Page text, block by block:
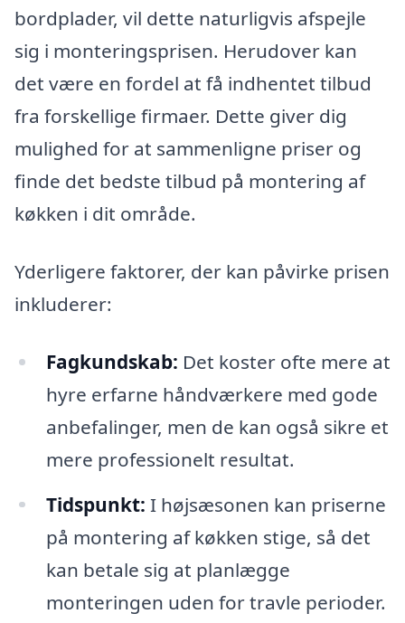
bordplader, vil dette naturligvis afspejle
sig i monteringsprisen. Herudover kan
det være en fordel at få indhentet tilbud
fra forskellige firmaer. Dette giver dig
mulighed for at sammenligne priser og
finde det bedste tilbud på montering af
køkken i dit område.
Yderligere faktorer, der kan påvirke prisen
inkluderer:
Fagkundskab: Det koster ofte mere at
hyre erfarne håndværkere med gode
anbefalinger, men de kan også sikre et
mere professionelt resultat.
Tidspunkt: I højsæsonen kan priserne
på montering af køkken stige, så det
kan betale sig at planlægge
monteringen uden for travle perioder.